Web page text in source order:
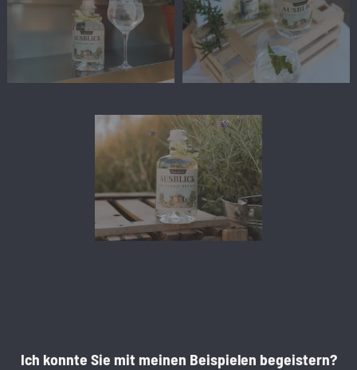
Ich konnte Sie mit meinen Beispielen begeistern?